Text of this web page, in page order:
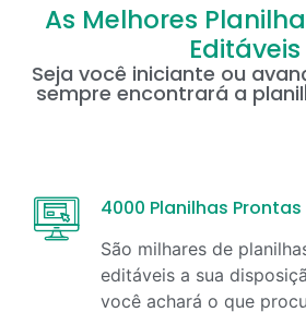
As Melhores
Editáveis
Seja você iniciante ou
sempre encontrará a
4000 Planilhas Prontas
São milhares de
editáveis a sua
você achará o que